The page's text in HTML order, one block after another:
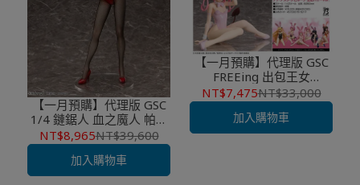
【一月預購】代理版 GSC
1/4 鏈鋸人 血之魔人 帕瓦
兔女郎Ver. PVC 完成品
NT$8,965NT$39,600
加入購物車
【一月預購】代理版 GSC
FREEing 出包王女
DARKNESS 娜娜·阿絲達·戴
比路克 裸腿兔女郎
NT$7,475NT$33,000
加入購物車